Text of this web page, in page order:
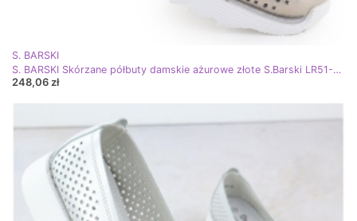
S. BARSKI
S. BARSKI Skórzane półbuty damskie ażurowe złote S.Barski LR51-631 złoty
248,06 zł